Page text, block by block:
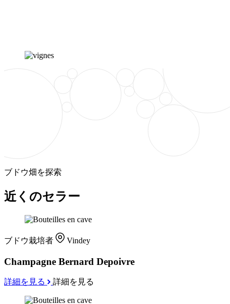
ブドウ畑を探索
近くのセラー
ブドウ栽培者 Vindey
Champagne Bernard Depoivre
詳細を見る 詳細を見る